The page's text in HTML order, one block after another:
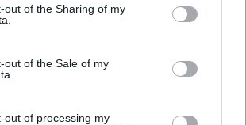
out of the Sharing of my
out of the Sale of my
out of processing my
προληπτική προστασία με
του νόμιμου ηλεκτρονικού
intelligence και βεβαίως τα απαραίτητα μέτρα
ετησίως, τα οποία προέρχονται
(domains) ορισμένων από τους
υπηρεσιών ηλεκτρονικού ταχυδρομείου
νέφους (cloud email) στον κόσμο.